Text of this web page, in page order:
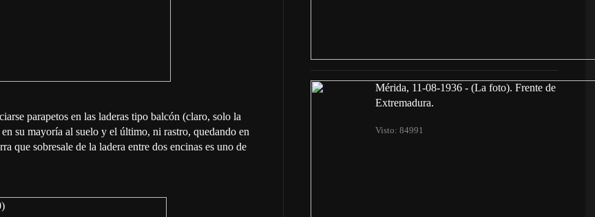
parapetos en las laderas tipo balcón (claro, solo la
su mayoría al suelo y el último, ni rastro, quedando en
que sobresale de la ladera entre dos encinas es uno de
Mérida, 11-08-1936 - (La foto). Frente de
Extremadura.
Visto: 84991